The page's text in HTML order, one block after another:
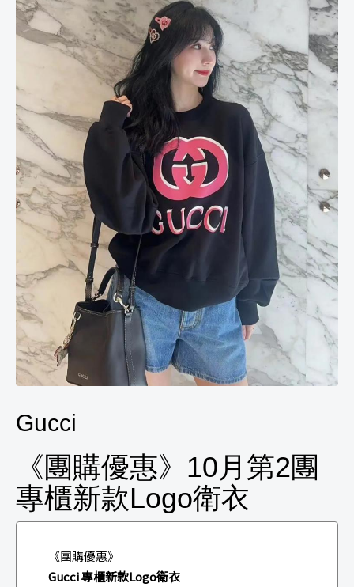
Gucci
《團購優惠》10月第2團
專櫃新款Logo衛衣
《團購優惠》
Gucci 專櫃新款Logo衛衣